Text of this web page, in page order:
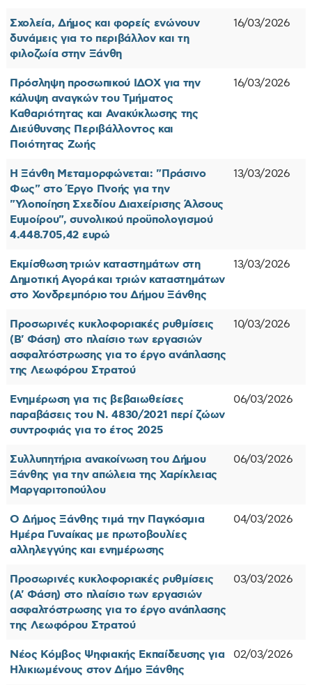
Σχολεία, Δήμος και φορείς ενώνουν
δυνάμεις για το περιβάλλον και τη
φιλοζωία στην Ξάνθη
16/03/2026
Πρόσληψη προσωπικού ΙΔΟΧ για την
κάλυψη αναγκών του Τμήματος
Καθαριότητας και Ανακύκλωσης της
Διεύθυνσης Περιβάλλοντος και
Ποιότητας Ζωής
16/03/2026
Η Ξάνθη Μεταμορφώνεται: "Πράσινο
Φως" στο Έργο Πνοής για την
"Υλοποίηση Σχεδίου Διαχείρισης Άλσους
Ευμοίρου", συνολικού προϋπολογισμού
4.448.705,42 ευρώ
13/03/2026
Εκμίσθωση τριών καταστημάτων στη
Δημοτική Αγορά και τριών καταστημάτων
στο Χονδρεμπόριο του Δήμου Ξάνθης
13/03/2026
Προσωρινές κυκλοφοριακές ρυθμίσεις
(Β' Φάση) στο πλαίσιο των εργασιών
ασφαλτόστρωσης για το έργο ανάπλασης
της Λεωφόρου Στρατού
10/03/2026
Ενημέρωση για τις βεβαιωθείσες
παραβάσεις του Ν. 4830/2021 περί ζώων
συντροφιάς για το έτος 2025
06/03/2026
Συλλυπητήρια ανακοίνωση του Δήμου
Ξάνθης για την απώλεια της Χαρίκλειας
Μαργαριτοπούλου
06/03/2026
Ο Δήμος Ξάνθης τιμά την Παγκόσμια
Ημέρα Γυναίκας με πρωτοβουλίες
αλληλεγγύης και ενημέρωσης
04/03/2026
Προσωρινές κυκλοφοριακές ρυθμίσεις
(Α' Φάση) στο πλαίσιο των εργασιών
ασφαλτόστρωσης για το έργο ανάπλασης
της Λεωφόρου Στρατού
03/03/2026
Νέος Κόμβος Ψηφιακής Εκπαίδευσης για
Ηλικιωμένους στον Δήμο Ξάνθης
02/03/2026